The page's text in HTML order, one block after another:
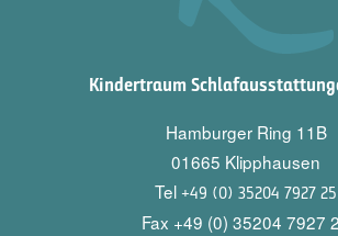
Kindertraum
Hamburger Ring 11B
01665 Klipphausen
Tel +49 (0) 35204 7927 25
Fax +49 (0) 35204 7927